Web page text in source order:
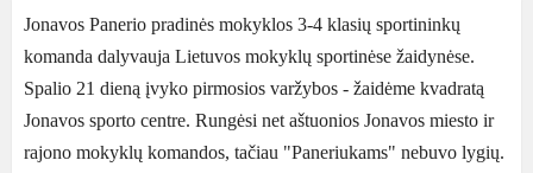
Jonavos Panerio pradinės mokyklos 3-4 klasių sportininkų
komanda dalyvauja Lietuvos mokyklų sportinėse žaidynėse.
Spalio 21 dieną įvyko pirmosios varžybos - žaidėme kvadratą
Jonavos sporto centre. Rungėsi net aštuonios Jonavos miesto ir
rajono mokyklų komandos, tačiau "Paneriukams" nebuvo lygių.